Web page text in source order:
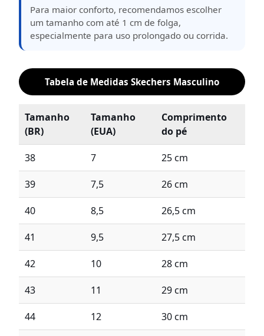
Para maior conforto, recomendamos escolher
um tamanho com até 1 cm de folga,
especialmente para uso prolongado ou corrida.
Tabela de Medidas Skechers Masculino
Tamanho
(BR)
Tamanho
(EUA)
Comprimento
do pé
38 7 25 cm
39 7,5 26 cm
40 8,5 26,5 cm
41 9,5 27,5 cm
42 10 28 cm
43 11 29 cm
44 12 30 cm